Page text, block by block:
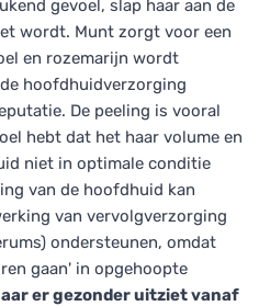
gevoel, slap haar aan de
wordt. Munt zorgt voor een
en rozemarijn wordt
hoofdhuidverzorging
De peeling is vooral
hebt dat het haar volume en
niet in optimale conditie
van de hoofdhuid kan
van vervolgverzorging
ondersteunen, omdat
gaan' in opgehoopte
er gezonder uitziet vanaf